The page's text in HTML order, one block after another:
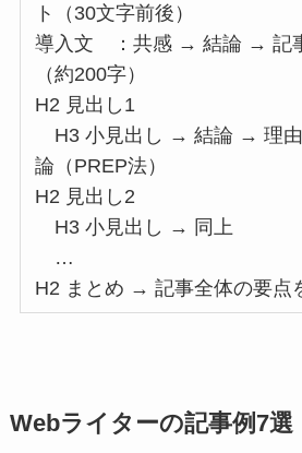
ト（30文字前後）
導入文 ：共感 → 結論 → 記
（約200字）
H2 見出し1
H3 小見出し → 結論 → 理
論（PREP法）
H2 見出し2
H3 小見出し → 同上
…
H2 まとめ → 記事全体の要点
Webライターの記事例7選